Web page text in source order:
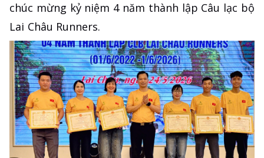
chúc mừng kỷ niệm 4 năm thành lập Câu lạc bộ
Lai Châu Runners.